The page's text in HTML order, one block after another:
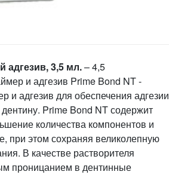
адгезив, 3,5 мл.– 4,5
и адгезив Prime Bond NT -
адгезив для обеспечения адгезии
Prime Bond NT содержит
количества компонентов и
при этом сохраняя великолепную
В качестве растворителя
проницанием в дентинные